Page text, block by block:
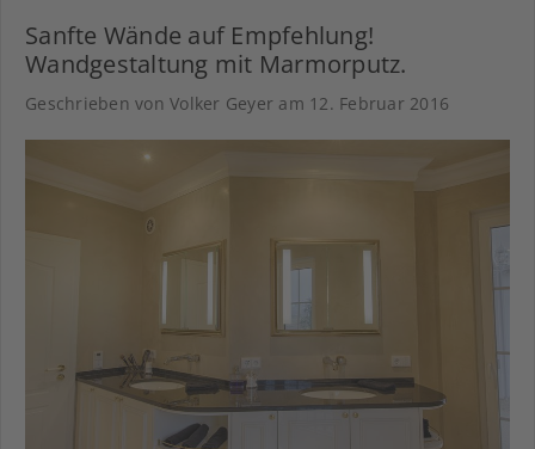
Sanfte Wände auf Empfehlung!
Wandgestaltung mit Marmorputz.
Geschrieben von Volker Geyer am 12. Februar 2016